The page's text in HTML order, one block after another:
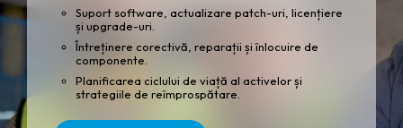
Suport software, actualizare patch-uri, licențiere
și upgrade-uri.
Întreținere corectivă, reparații și înlocuire de
componente.
Planificarea ciclului de viață al activelor și
strategiile de reîmprospătare.